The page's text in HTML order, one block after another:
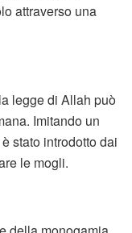
attraverso una
legge di Allah può
Imitando un
stato introdotto dai
le mogli.